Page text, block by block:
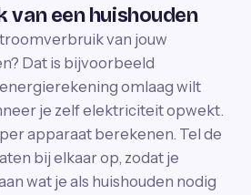
van een huishouden
van jouw
Dat is bijvoorbeeld
omlaag wilt
je zelf elektriciteit opwekt.
apparaat berekenen. Tel de
bij elkaar op, zodat je
wat je als huishouden nodig